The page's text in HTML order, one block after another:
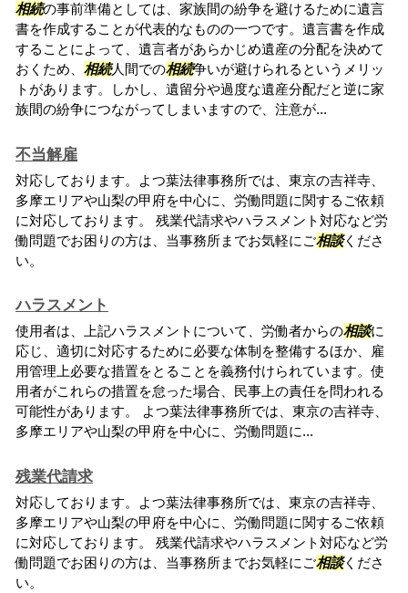
相続の事前準備としては、家族間の紛争を避けるために遺言
書を作成することが代表的なものの一つです。遺言書を作成
することによって、遺言者があらかじめ遺産の分配を決めて
おくため、 相続人間での相続争いが避けられるというメリッ
トがあります。しかし、遺留分や過度な遺産分配だと逆に家
族間の紛争につながってしまいますので、注意が...
不当解雇
対応しております。よつ葉法律事務所では、東京の吉祥寺、
多摩エリアや山梨の甲府を中心に、労働問題に関するご依頼
に対応しております。 残業代請求やハラスメント対応など労
働問題でお困りの方は、当事務所までお気軽にご相談くださ
い。
ハラスメント
使用者は、上記ハラスメントについて、労働者からの相談に
応じ、適切に対応するために必要な体制を整備するほか、雇
用管理上必要な措置をとることを義務付けられています。使
用者がこれらの措置を怠った場合、民事上の責任を問われる
可能性があります。 よつ葉法律事務所では、東京の吉祥寺、
多摩エリアや山梨の甲府を中心に、労働問題に...
残業代請求
対応しております。よつ葉法律事務所では、東京の吉祥寺、
多摩エリアや山梨の甲府を中心に、労働問題に関するご依頼
に対応しております。 残業代請求やハラスメント対応など労
働問題でお困りの方は、当事務所までお気軽にご相談くださ
い。